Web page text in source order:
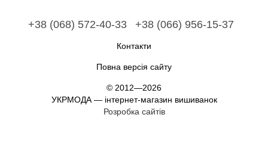
+38 (068) 572-40-33 +38 (066) 956-15-37
Контакти
Повна версія сайту
© 2012—2026
УКРМОДА — інтернет-магазин вишиванок
Розробка сайтів